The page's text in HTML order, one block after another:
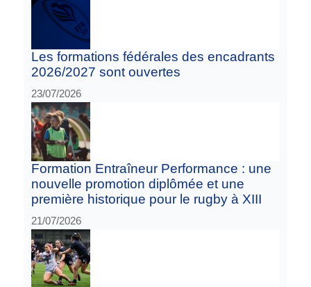
Les formations fédérales des encadrants
2026/2027 sont ouvertes
23/07/2026
Formation Entraîneur Performance : une
nouvelle promotion diplômée et une
première historique pour le rugby à XIII
21/07/2026